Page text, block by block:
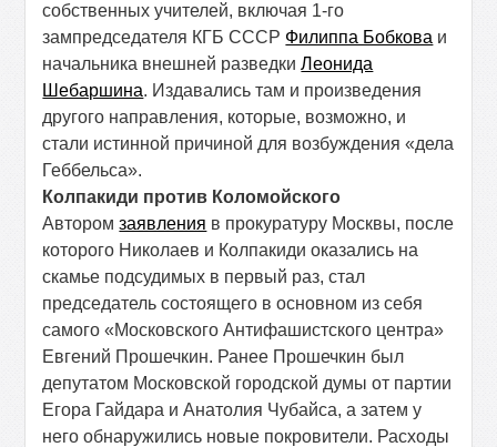
собственных учителей, включая 1-го
зампредседателя КГБ СССР Филиппа Бобкова и
начальника внешней разведкиЛеонида
Шебаршина. Издавались там и произведения
другого направления, которые, возможно, и
стали истинной причиной для возбуждения «дела
Геббельса».
Колпакиди против Коломойского
Авторомзаявления в прокуратуру Москвы, после
которого Николаев и Колпакиди оказались на
скамье подсудимых в первый раз, стал
председатель состоящего в основном из себя
самого «Московского Антифашистского центра»
Евгений Прошечкин. Ранее Прошечкин был
депутатом Московской городской думы от партии
Егора Гайдара и Анатолия Чубайса, а затем у
него обнаружились новые покровители. Расходы